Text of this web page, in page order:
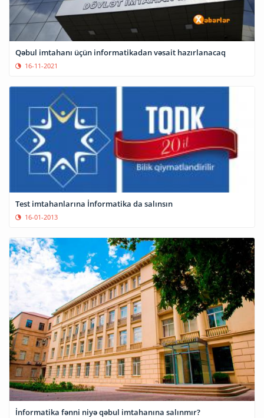
Qəbul imtahanı üçün informatikadan vəsait hazırlanacaq
16-11-2021
Test imtahanlarına İnformatika da salınsın
16-01-2013
İnformatika fənni niyə qəbul imtahanına salınmır?